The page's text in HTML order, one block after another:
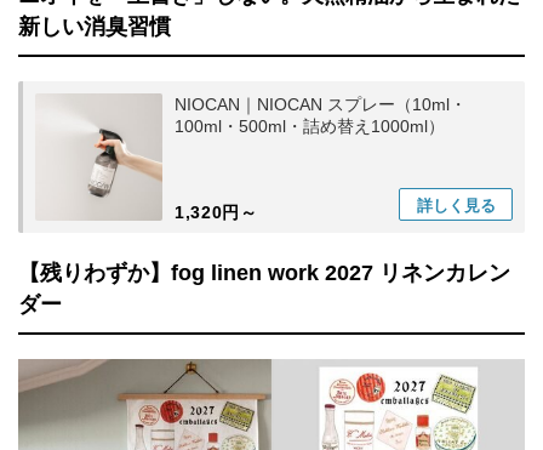
新しい消臭習慣
NIOCAN｜NIOCAN スプレー（10ml・
100ml・500ml・詰め替え1000ml）
1,320円～ 詳しく 見る
【残りわずか】fog linen work 2027 リネンカレン
ダー